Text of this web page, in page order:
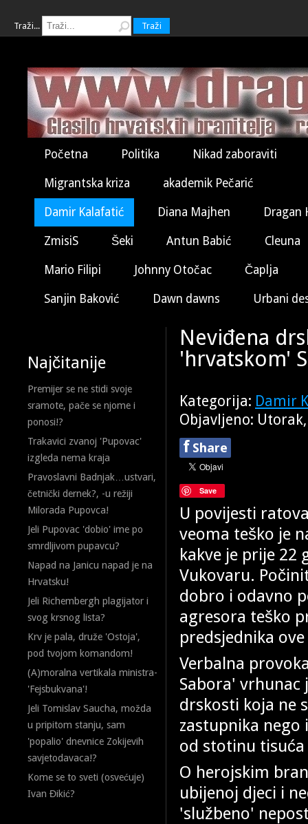
Traži... Traži
Početna Politika Nikad zaboraviti
Migrantska kriza akademik Pečarić
Damir Kalafatić Diana Majhen Dragan
ZmisiS Šeki Antun Babić Cleuna
Mario Filipi Johnny Otočac Čaplja
Sanjin Baković Dawn dawns Urbani
Najčitanije
Premijer se ne stidi svoje
sramote, pače se njome i
ponosi!?
Trakavici zvanoj 'Pupovac'
izgleda nema kraja
Pravoslavni Badnjak…ustvari,
četnički dernek?, -u režiji
Milorada Pupovca!
Jeli Pupovac 'dobio' ime po
smrdljivom pupavcu?
Napad na Janicu napad je na
Hrvatsku!
Jeli Richembergh plagijator i
svog krsnog lista?
Krv je pala, druže 'Ostoja',
pod tvojom komandom!
(A)moralna vertikala ministra-
'Fejsbukvana'!
Jeli Tomislav Saucha, možda
u pripitom stanju, sam
'popalio' dnevnice Zokijevih
savjetodavaca!?
Kome se to sveti (osvećuje)
Ivan Đikić?
Neviđena
'hrvatskom'
Kategorija: Damir
Objavljeno:
f Share
Save
U povijesti
veoma teško je
kakve je prije 22
Vukovaru.
dobro i odavno
agresora teško
predsjednika
Verbalna
Sabora' vrhunac
drskosti koja ne
zastupnika
od stotinu
O herojskim
ubijenoj djeci i
'službeno'